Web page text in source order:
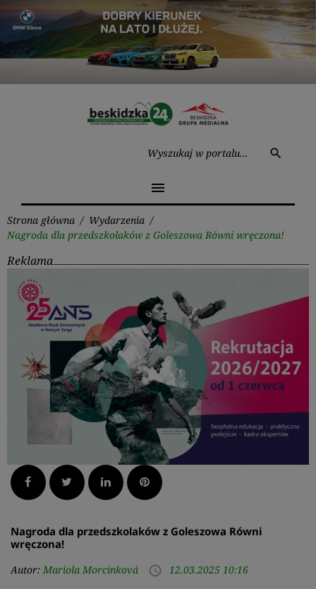
Przejdź
treści
search
menu
Strona główna / Wydarzenia /
Nagroda dla przedszkolaków z Goleszowa Równi wręczona!
Reklama
Facebook Twitter LinkedInPinterest
Nagroda dla przedszkolaków z Goleszowa Równi
wręczona!
Autor: Mariola Morcinková access_time 12.03.2025 10:16